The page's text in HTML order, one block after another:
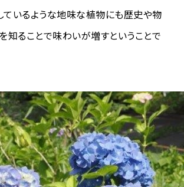
ているような地味な植物にも歴史や物
知ることで味わいが増すということで